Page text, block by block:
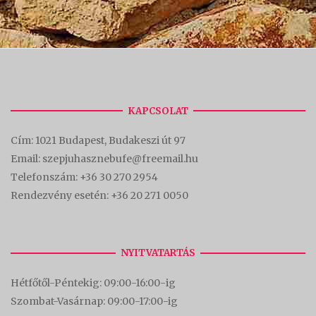
KAPCSOLAT
Cím: 1021 Budapest, Budakeszi út 97
Email: szepjuhasznebufe@freemail.hu
Telefonszám: +36 30 270 2954
Rendezvény esetén: +36 20 271 0050
NYITVATARTÁS
Hétfőtől-Péntekig: 09:00-16:00-ig
Szombat-Vasárnap: 09:00-17:00-ig